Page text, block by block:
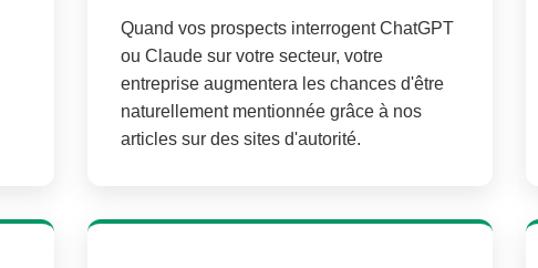
Quand vos prospects interrogent ChatGPT
ou Claude sur votre secteur, votre
entreprise augmentera les chances d'être
naturellement mentionnée grâce à nos
articles sur des sites d'autorité.